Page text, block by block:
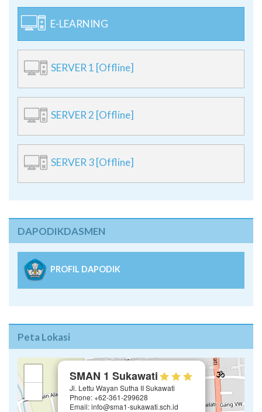
E-LEARNING
SERVER 1 [Offline]
SERVER 2 [Offline]
SERVER 3 [Offline]
DAPODIKDASMEN
PROFIL DAPODIK
Peta Lokasi
SMAN 1 Sukawati
Jl. Lettu Wayan Sutha II Sukawati
Phone: +62-361-299628
Email: info@sma1-sukawati.sch.id